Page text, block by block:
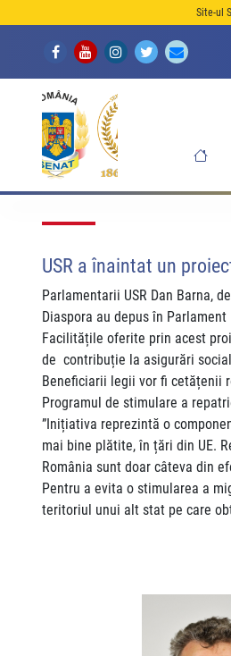
Site-ul
USR a înaintat un
Parlamentarii USR Dan Barna,
Diaspora au depus în
Facilitățile oferite prin acest
de contribuție la asigurări
Beneficiarii legii vor fi cetățenii
Programul de stimulare a
”Inițiativa reprezintă o
mai bine plătite, în țări din UE.
România sunt doar câteva din
Pentru a evita o stimularea a
teritoriul unui alt stat pe care